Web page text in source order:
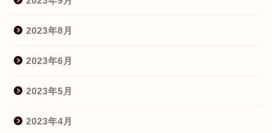
2023年8月
2023年6月
2023年5月
2023年4月